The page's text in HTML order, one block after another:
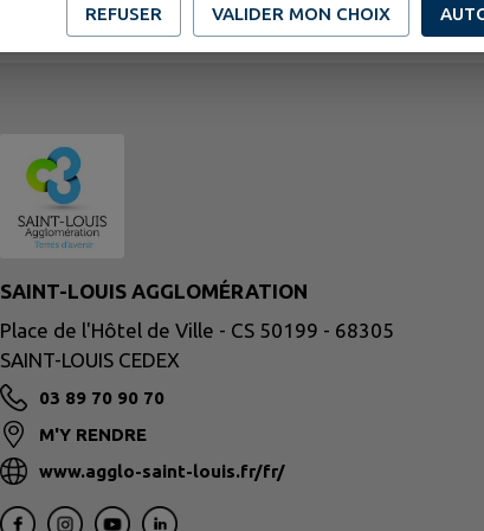
SAINT-LOUIS AGGLOMÉRATION
Place de l'Hôtel de Ville - CS 50199 - 68305
SAINT-LOUIS CEDEX
03 89 70 90 70
M'Y RENDRE
www.agglo-saint-louis.fr/fr/
REFUSER VALIDER MON CHOIX